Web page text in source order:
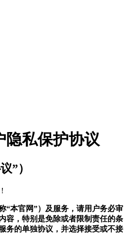
隐私保护协议
”）
“本官网”）及服务，请用户务必审
容，特别是免除或者限制责任的条
务的单独协议，并选择接受或不接